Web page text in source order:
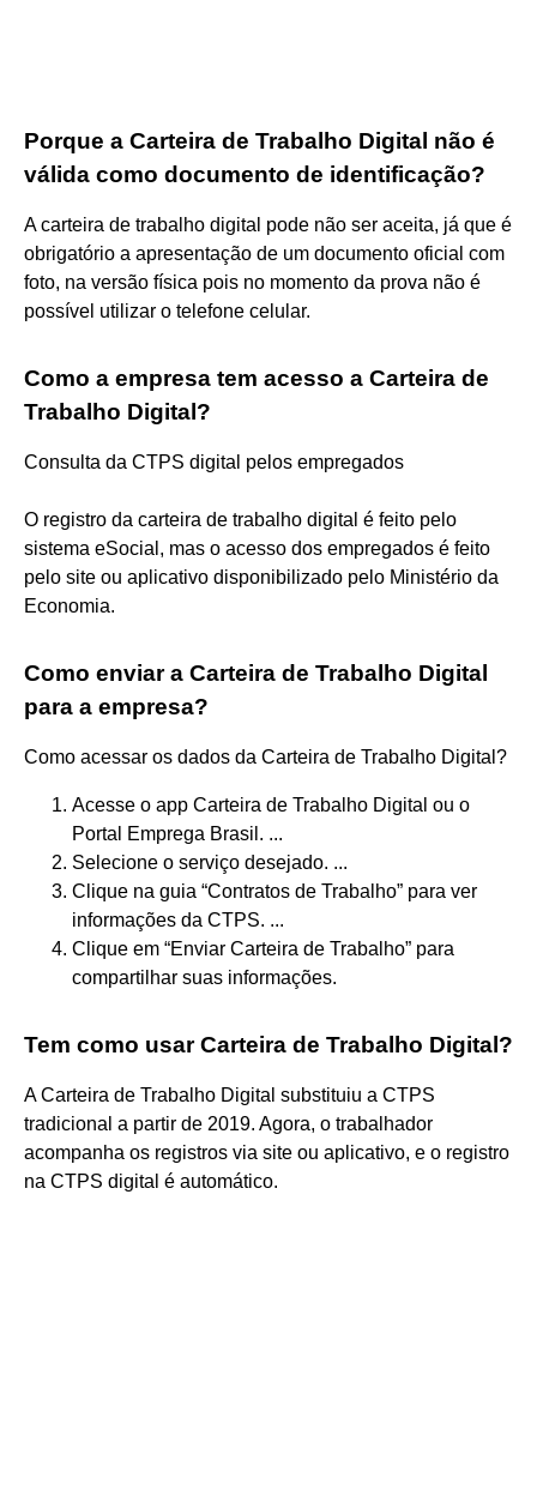
Porque a Carteira de Trabalho Digital não é
válida como documento de identificação?
A carteira de trabalho digital pode não ser aceita, já que é
obrigatório a apresentação de um documento oficial com
foto, na versão física pois no momento da prova não é
possível utilizar o telefone celular.
Como a empresa tem acesso a Carteira de
Trabalho Digital?
Consulta da CTPS digital pelos empregados
O registro da carteira de trabalho digital é feito pelo
sistema eSocial, mas o acesso dos empregados é feito
pelo site ou aplicativo disponibilizado pelo Ministério da
Economia.
Como enviar a Carteira de Trabalho Digital
para a empresa?
Como acessar os dados da Carteira de Trabalho Digital?
Acesse o app Carteira de Trabalho Digital ou o
Portal Emprega Brasil. ...
Selecione o serviço desejado. ...
Clique na guia “Contratos de Trabalho” para ver
informações da CTPS. ...
Clique em “Enviar Carteira de Trabalho” para
compartilhar suas informações.
Tem como usar Carteira de Trabalho Digital?
A Carteira de Trabalho Digital substituiu a CTPS
tradicional a partir de 2019. Agora, o trabalhador
acompanha os registros via site ou aplicativo, e o registro
na CTPS digital é automático.